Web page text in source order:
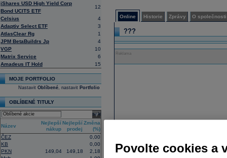
iShares USD High Yield Corp
Bond UCITS ETF
12
Celsius
4
Adaptiv Select ETF
3
AtlasClear Rg
1
JPM BetaBuildrs Jp
4
VGP
10
Matrix Service
6
Amadeus IT Hold
15
MOJE PORTFOLIO
Nastavit Oblíbené, nastavit Portfolio
OBLÍBENÉ TITULY
select
Název
Nejlepší
nákup
Nejlepší
prodej
Změna
(%)
ČEZ
0,00
KB
0,00
PKN
149,04 149,18
2,18
Online Historie Zprávy O společnosti
???
Reklama
Povolte cookies a